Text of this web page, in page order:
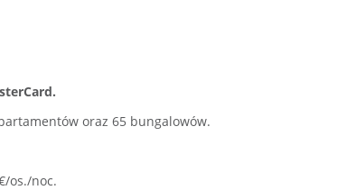
oraz 65 bungalowów.
os./noc.